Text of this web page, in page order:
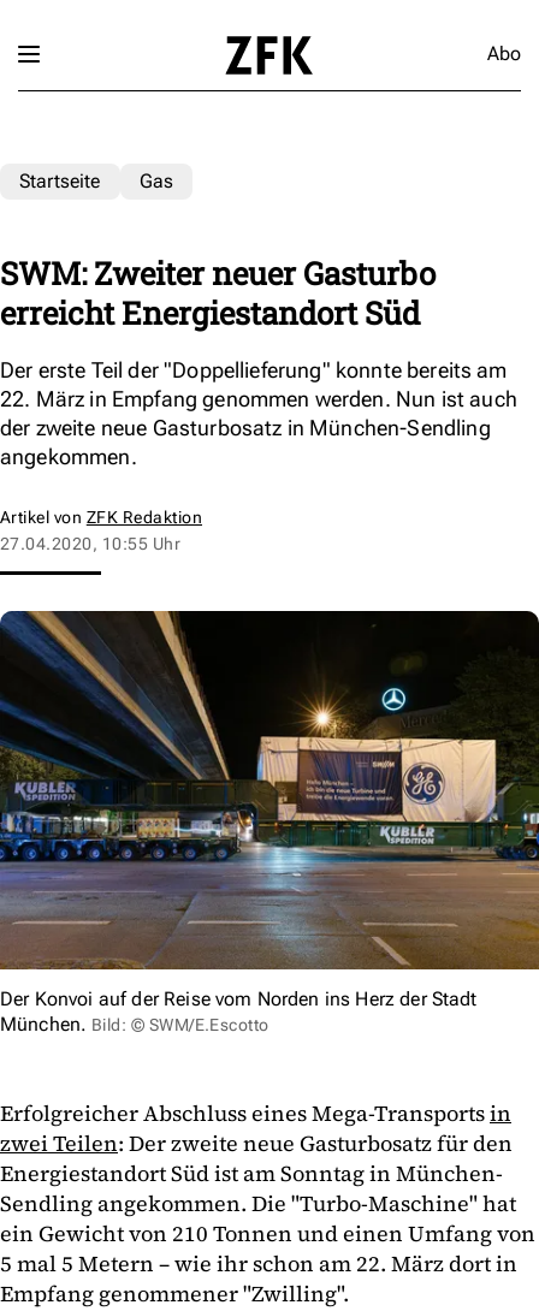
Abo
Startseite Gas
SWM: Zweiter neuer Gasturbo
erreicht Energiestandort Süd
Der erste Teil der "Doppellieferung" konnte bereits am
22. März in Empfang genommen werden. Nun ist auch
der zweite neue Gasturbosatz in München-Sendling
angekommen.
Artikel von ZFK Redaktion
27.04.2020, 10:55 Uhr
Der Konvoi auf der Reise vom Norden ins Herz der Stadt
München. Bild: © SWM/E.Escotto
Erfolgreicher Abschluss eines Mega-Transportsin
zwei Teilen: Der zweite neue Gasturbosatz für den
Energiestandort Süd ist am Sonntag in München-
Sendling angekommen. Die "Turbo-Maschine" hat
ein Gewicht von 210 Tonnen und einen Umfang von
5 mal 5 Metern – wie ihr schon am 22. März dort in
Empfang genommener "Zwilling".